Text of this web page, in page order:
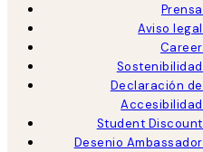
Prensa
Aviso legal
Career
Sostenibilidad
Declaración de
Accesibilidad
Student Discount
Desenio Ambassador